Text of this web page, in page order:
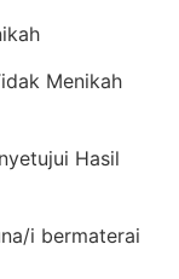
Menikah
Hasil
i bermaterai